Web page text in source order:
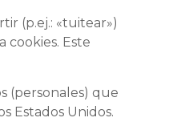
(p.ej.: «tuitear»)
cookies. Este
(personales) que
Estados Unidos.